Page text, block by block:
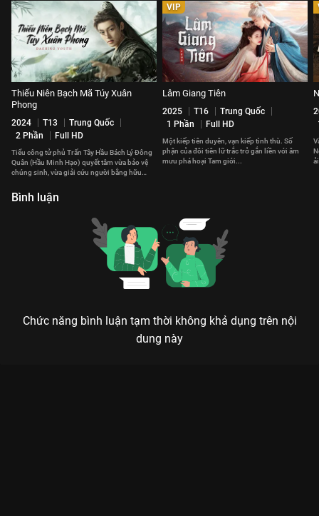
Thiếu Niên Bạch Mã Túy Xuân
Phong
2024 T13
Trung Quốc
2 Phần
Full HD
Tiểu công tử phủ Trấn Tây Hầu Bách Lý Đông
Quân (Hầu Minh Hạo) quyết tâm vừa bảo vệ
chúng sinh, vừa giải cứu người bằng hữu
VIP
Lâm Giang Tiên
2025 T16
Trung Quốc
1 Phần
Full HD
Một kiếp tiên duyên, vạn kiếp tình thù. Số
phận của đôi tiên lữ trắc trở gắn liền với âm
mưu phá hoại Tam giới...
Bình luận
Chức năng bình luận tạm thời không khả dụng trên nội
dung này